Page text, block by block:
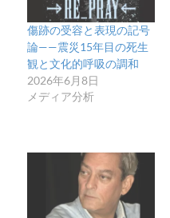
傷跡の受容と表現の記号
論——震災15年目の死生
観と文化的呼吸の調和
2026年6月8日
メディア分析